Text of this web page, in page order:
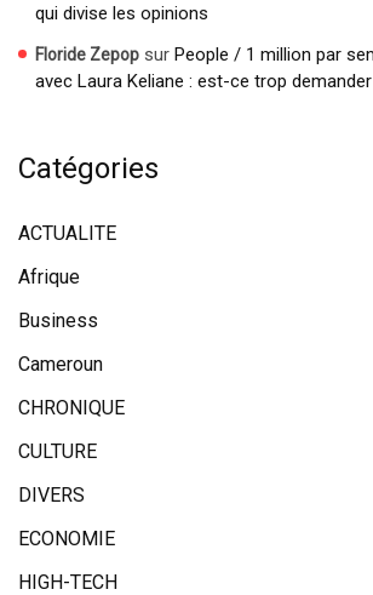
qui divise les opinions
Floride Zepop sur People / 1 million par
avec Laura Keliane : est-ce trop
Catégories
ACTUALITE
Afrique
Business
Cameroun
CHRONIQUE
CULTURE
DIVERS
ECONOMIE
HIGH-TECH